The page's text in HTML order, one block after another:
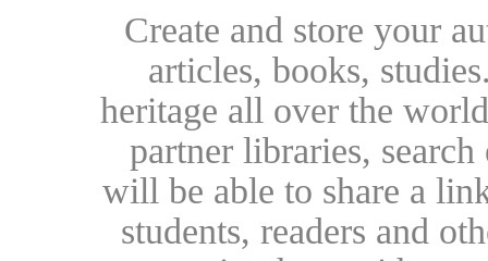
Create and store your
articles, books,
heritage all over the
partner libraries,
will be able to share a
students, readers and